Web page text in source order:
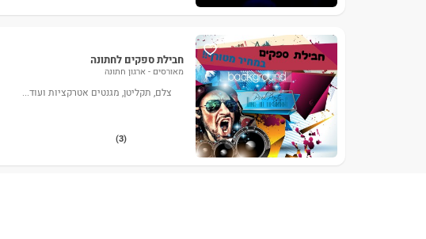
חבילת ספקים לחתונה
מאורסים - ארגון חתונה
צלם, תקליטן, מגנטים אטרקציות ועוד...
(3)